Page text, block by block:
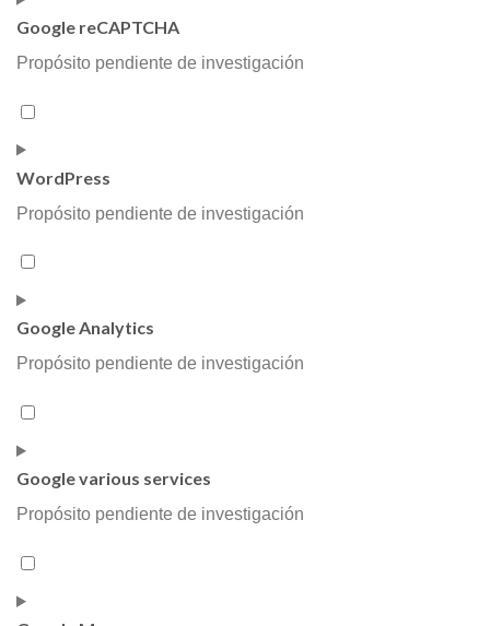
Google reCAPTCHA
Propósito pendiente de investigación
Consent
service
google-
recaptcha
WordPress
Propósito pendiente de investigación
Consent
service
wordpress
Google Analytics
Propósito pendiente de investigación
Consent
service
google-
analytics
Google various services
Propósito pendiente de investigación
Consent
service